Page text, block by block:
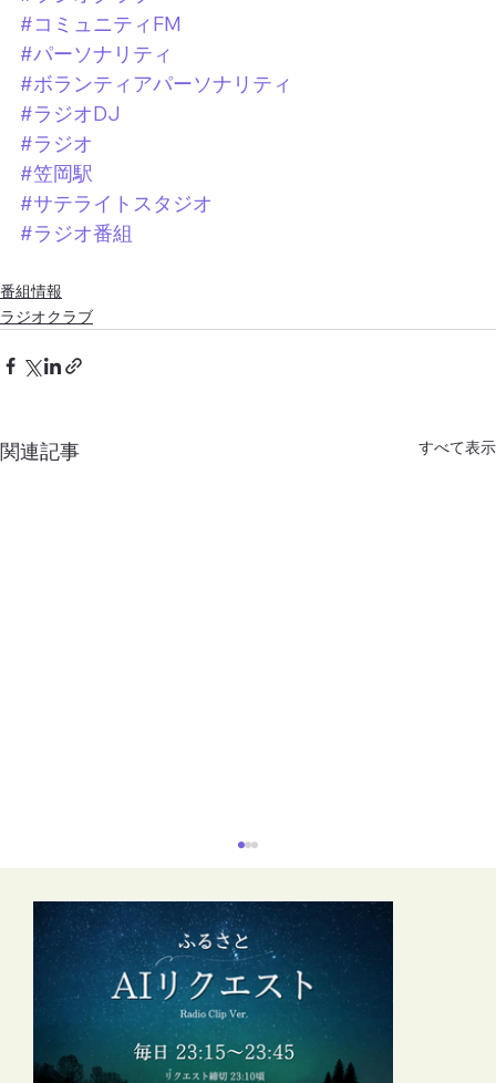
#コミュニティFM
#パーソナリティ
#ボランティアパーソナリティ
#ラジオDJ
#ラジオ
#笠岡駅
#サテライトスタジオ
#ラジオ番組
番組情報
ラジオクラブ
関連記事 すべて表示